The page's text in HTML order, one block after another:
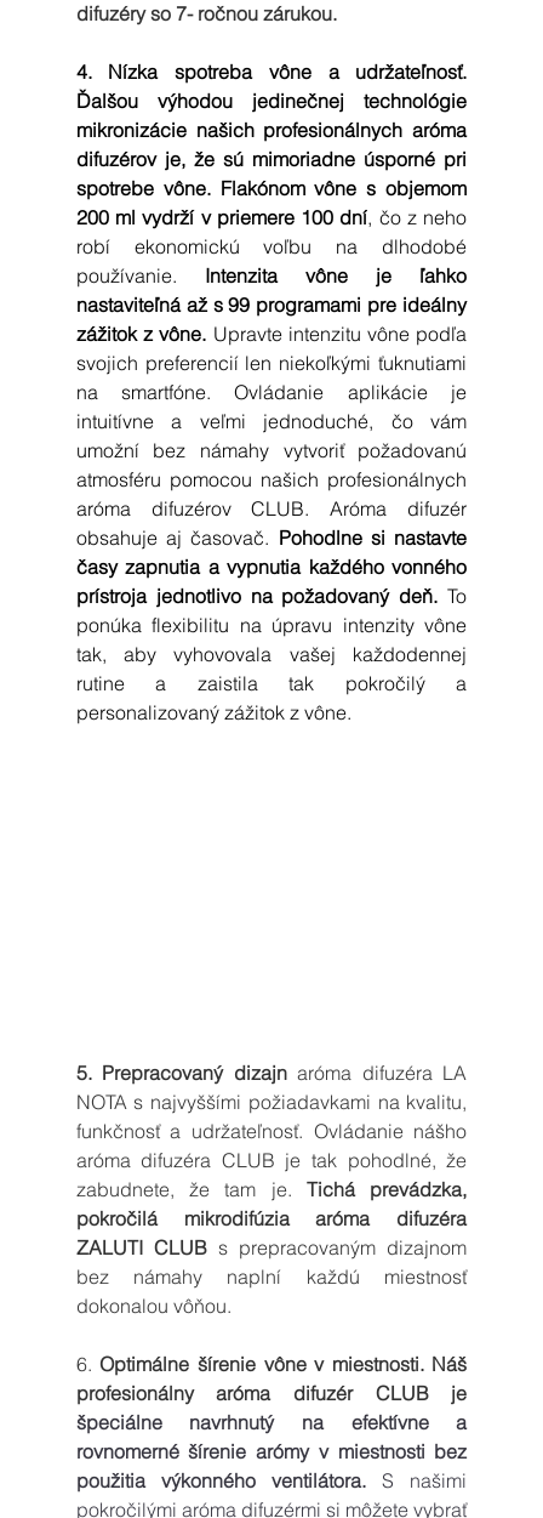
difuzéry so 7- ročnou zárukou.
4. Nízka spotreba vône a udržateľnosť.
Ďalšou výhodou jedinečnej technológie
mikronizácie našich profesionálnych aróma
difuzérov je, že sú mimoriadne úsporné pri
spotrebe vône. Flakónom vône s objemom
200 ml vydrží v priemere 100 dní, čo z neho
robí ekonomickú voľbu na dlhodobé
používanie. Intenzita vône je ľahko
nastaviteľná až s 99 programami pre ideálny
zážitok z vône. Upravte intenzitu vône podľa
svojich preferencií len niekoľkými ťuknutiami
na smartfóne. Ovládanie aplikácie je
intuitívne a veľmi jednoduché, čo vám
umožní bez námahy vytvoriť požadovanú
atmosféru pomocou našich profesionálnych
aróma difuzérov CLUB. Aróma difuzér
obsahuje aj časovač. Pohodlne si nastavte
časy zapnutia a vypnutia každého vonného
prístroja jednotlivo na požadovaný deň. To
ponúka flexibilitu na úpravu intenzity vône
tak, aby vyhovovala vašej každodennej
rutine a zaistila tak pokročilý a
personalizovaný zážitok z vône.
5. Prepracovaný dizajn aróma difuzéra LA
NOTA s najvyššími požiadavkami na kvalitu,
funkčnosť a udržateľnosť. Ovládanie nášho
aróma difuzéra CLUB je tak pohodlné, že
zabudnete, že tam je. Tichá prevádzka,
pokročilá mikrodifúzia aróma difuzéra
ZALUTI CLUB s prepracovaným dizajnom
bez námahy naplní každú miestnosť
dokonalou vôňou.
6. Optimálne šírenie vône v miestnosti. Náš
špeciálne navrhnutý na efektívne a
rovnomerné šírenie arómy v miestnosti bez
použitia výkonného ventilátora. S našimi
pokročilými aróma difuzérmi si môžete vybrať